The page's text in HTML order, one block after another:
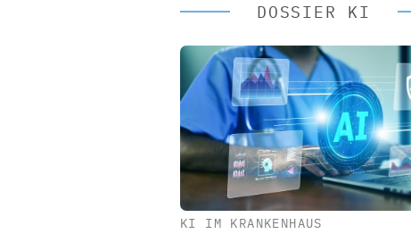
DOSSIER KI
KI IM KRANKENHAUSEASY SOFTWARE AG